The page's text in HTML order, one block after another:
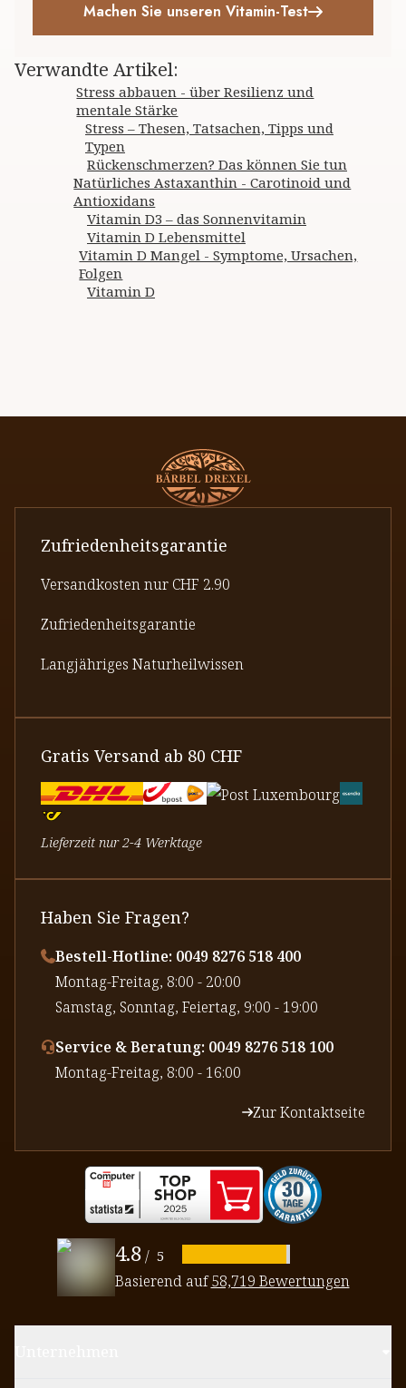
Machen Sie unseren Vitamin-Test
Verwandte Artikel:
Stress abbauen - über Resilienz und
mentale Stärke
Stress – Thesen, Tatsachen, Tipps und
Typen
Rückenschmerzen? Das können Sie tun
Natürliches Astaxanthin - Carotinoid und
Antioxidans
Vitamin D3 – das Sonnenvitamin
Vitamin D Lebensmittel
Vitamin D Mangel - Symptome, Ursachen,
Folgen
Vitamin D
Zufriedenheitsgarantie
Versandkosten nur CHF 2.90
Zufriedenheitsgarantie
Langjähriges Naturheilwissen
Gratis Versand ab 80 CHF
Lieferzeit nur 2-4 Werktage
Haben Sie Fragen?
Bestell-Hotline: 0049 8276 518 400
⁠Montag-Freitag, 8:00 - 20:00
⁠Samstag, Sonntag, Feiertag, 9:00 - 19:00
Service & Beratung: 0049 8276 518 100
⁠Montag-Freitag, 8:00 - 16:00
Zur Kontaktseite
4.8 / 5
Basierend auf58,719 Bewertungen